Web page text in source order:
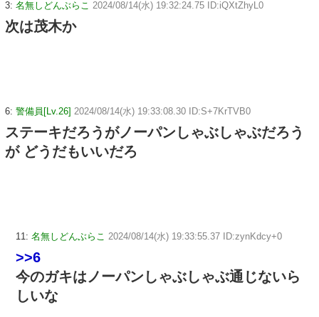
3: 名無しどんぶらこ 2024/08/14(水) 19:32:24.75 ID:iQXtZhyL0
次は茂木か
6: 警備員[Lv.26] 2024/08/14(水) 19:33:08.30 ID:S+7KrTVB0
ステーキだろうがノーパンしゃぶしゃぶだろう
が どうだもいいだろ
11: 名無しどんぶらこ 2024/08/14(水) 19:33:55.37 ID:zynKdcy+0
>>6
今のガキはノーパンしゃぶしゃぶ通じないら
しいな